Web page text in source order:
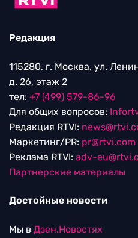
Редакция
115280, г. Москва, ул.
д. 26, этаж 2
тел: +7 (499) 579-86-96
Для общих вопросов:
Редакция RTVI:
Маркетинг/PR: pr@rtvi.com
Реклама RTVI: adv-
Партнерские материалы
Достойные новости
Мы в Дзен.Новостях